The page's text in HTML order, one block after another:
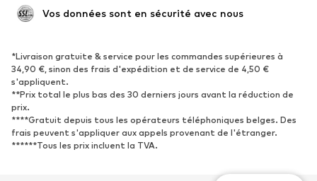
Nouveautés
Tendance
Baskets
Bottines
Escarpins et talons hauts
Bottes
Sandales
Chaussures basses
Chaussures de sport
Ballerines
Vos données sont en sécurité avec nous
*Livraison gratuite & service pour les commandes supérieures à
34,90 €, sinon des frais d'expédition et de service de 4,50 €
s'appliquent.
**Prix total le plus bas des 30 derniers jours avant la réduction de
prix.
****Gratuit depuis tous les opérateurs téléphoniques belges. Des
frais peuvent s'appliquer aux appels provenant de l'étranger.
******Tous les prix incluent la TVA.